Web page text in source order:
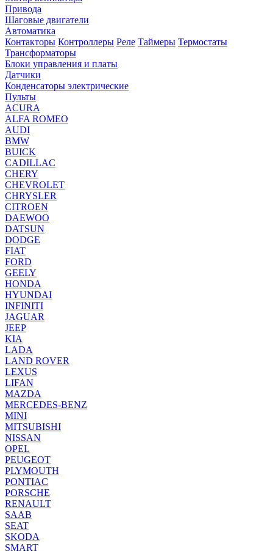
Привода
Шаговые двигатели
Автоматика
Контакторы Контроллеры Реле Таймеры Термостаты
Трансформаторы
Блоки управления и платы
Датчики
Конденсаторы электрические
Пульты
ACURA
ALFA ROMEO
AUDI
BMW
BUICK
CADILLAC
CHERY
CHEVROLET
CHRYSLER
CITROEN
DAEWOO
DATSUN
DODGE
FIAT
FORD
GEELY
HONDA
HYUNDAI
INFINITI
JAGUAR
JEEP
KIA
LADA
LAND ROVER
LEXUS
LIFAN
MAZDA
MERCEDES-BENZ
MINI
MITSUBISHI
NISSAN
OPEL
PEUGEOT
PLYMOUTH
PONTIAC
PORSCHE
RENAULT
SAAB
SEAT
SKODA
SMART